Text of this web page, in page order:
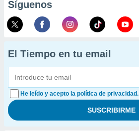
Síguenos
El Tiempo en tu email
He leído y acepto la política de privacidad.